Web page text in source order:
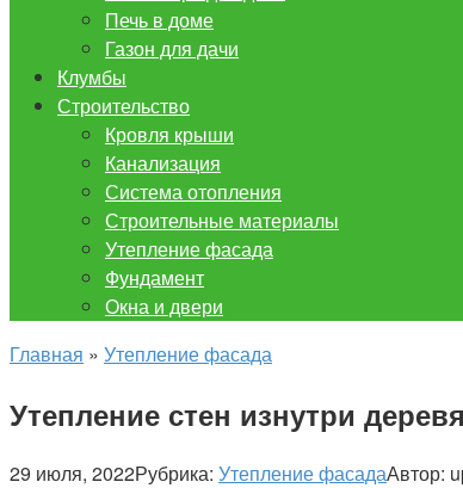
Печь в доме
Газон для дачи
Клумбы
Строительство
Кровля крыши
Канализация
Система отопления
Строительные материалы
Утепление фасада
Фундамент
Окна и двери
Главная » Утепление фасада
Утепление стен изнутри
29 июля, 2022Рубрика: Утепление фасадаАвтор: